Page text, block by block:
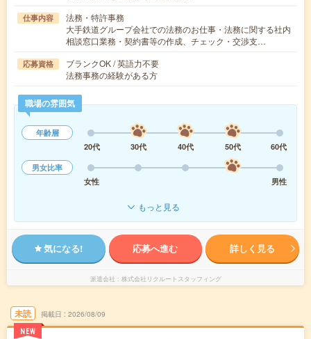
仕事内容
法務・特許事務
大手鉄道グループ会社での法務のお仕事・法務に関する社内
相談窓口業務・契約書等の作成、チェック・交渉支…
応募資格
ブランクOK / 英語力不要
法務事務の経験がある方
職場の雰囲気
年齢層
20代
30代 40代 50代
60代
男女比率
女性
男性
もっと見る
気になる! 応募へ進む 詳しく見る
派遣会社 株式会社リクルートスタッフィング
未読
NEW
掲載日 2026/08/09